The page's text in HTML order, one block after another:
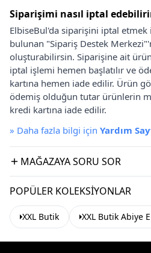
Siparişimi nasıl iptal
ElbiseBul'da siparişini iptal etmek
bulunan "Sipariş Destek
oluşturabilirsin. Siparişine ait
iptal işlemi hemen başlatılır ve
kartına hemen iade edilir. Ürün
ödemiş olduğun tutar ürünlerin
kredi kartına iade edilir.
» Daha fazla bilgi için Yardım
MAĞAZAYA SORU SOR
POPÜLER KOLEKSIYONLAR
XXL Butik XXL Butik Abiye